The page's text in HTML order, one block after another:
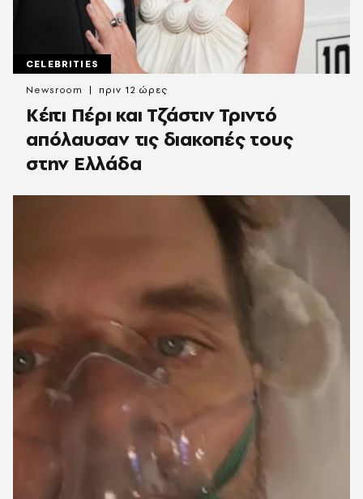
CELEBRITIES
Κέιτι Πέρι και Τζάστιν Τριντό
απόλαυσαν τις διακοπές τους
στην Ελλάδα
Newsroom πριν 12 ώρες